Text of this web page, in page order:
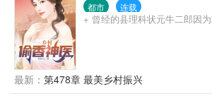
都市 连载
+ 曾经的县理科状元牛二郎因
最新： 第478章 最美乡村振兴